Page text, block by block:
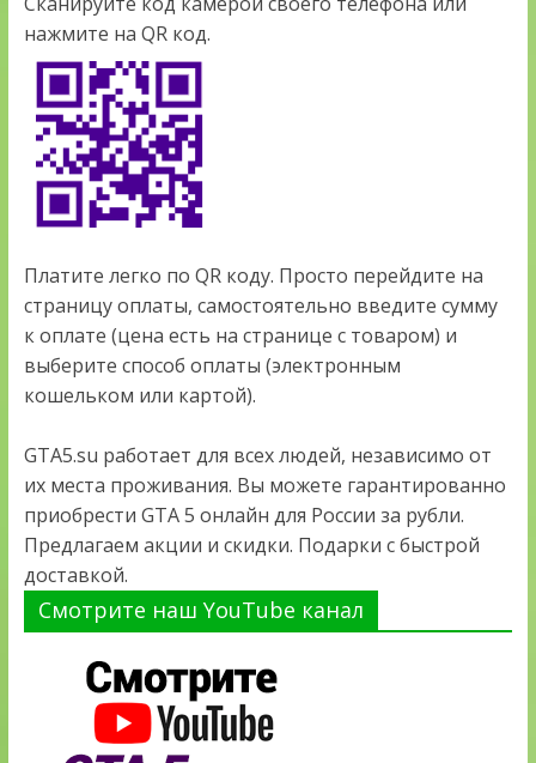
нажмите на QR код.
Платите легко по QR коду. Просто перейдите на
страницу оплаты, самостоятельно введите сумму
к оплате (цена есть на странице с товаром) и
выберите способ оплаты (электронным
кошельком или картой).
GTA5.su работает для всех людей, независимо от
их места проживания. Вы можете гарантированно
приобрести GTA 5 онлайн для России за рубли.
Предлагаем акции и скидки. Подарки с быстрой
доставкой.
Смотрите наш YouTube канал